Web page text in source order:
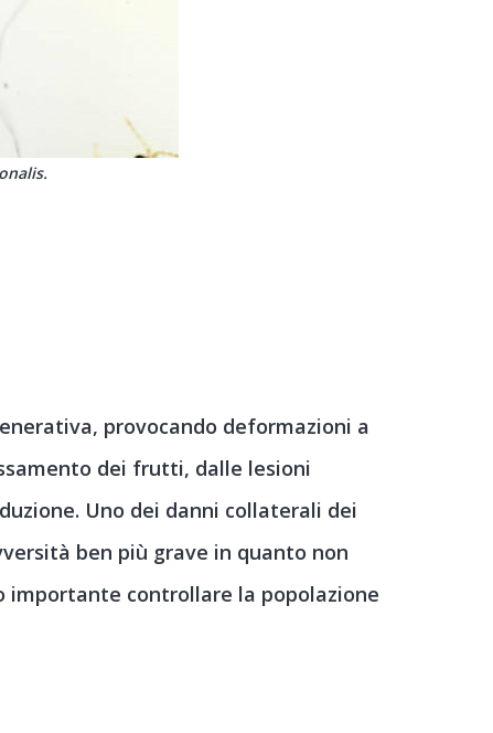
provocando deformazioni a
dei frutti, dalle lesioni
Uno dei danni collaterali dei
ben più grave in quanto non
importante controllare la popolazione